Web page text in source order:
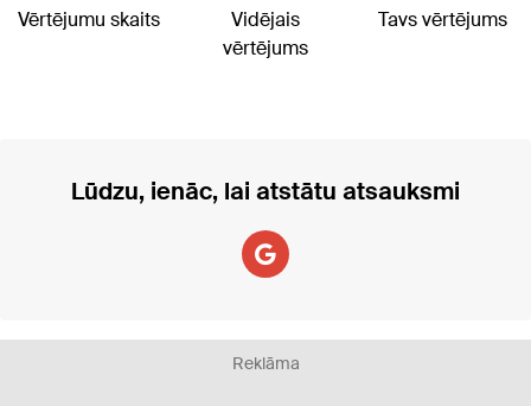
Vērtējumu skaits
Vidējais
vērtējums
Tavs vērtējums
Lūdzu, ienāc, lai atstātu atsauksmi
Reklāma